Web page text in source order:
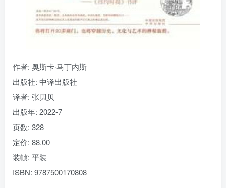
作者: 奥斯卡·马丁内斯
出版社: 中译出版社
译者: 张贝贝
出版年: 2022-7
页数: 328
定价: 88.00
装帧: 平装
ISBN: 9787500170808